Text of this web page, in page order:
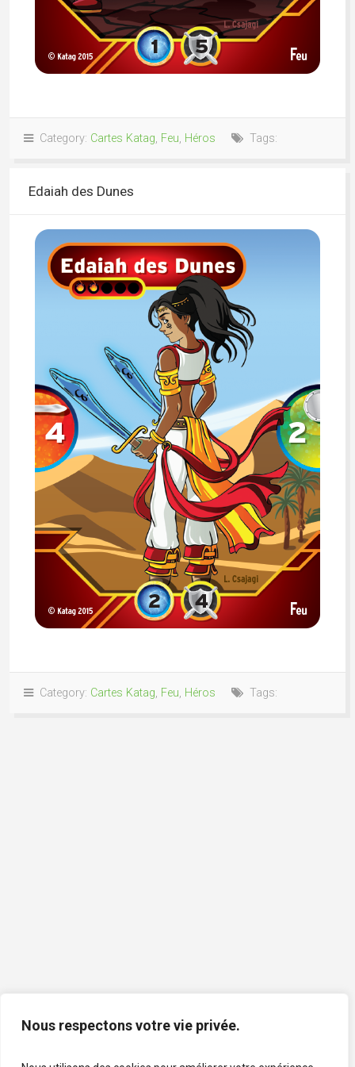
Nous respectons votre vie privée.
Category: Cartes Katag, Feu, Héros Tags:
Edaiah des Dunes
Category: Cartes Katag, Feu, Héros Tags: